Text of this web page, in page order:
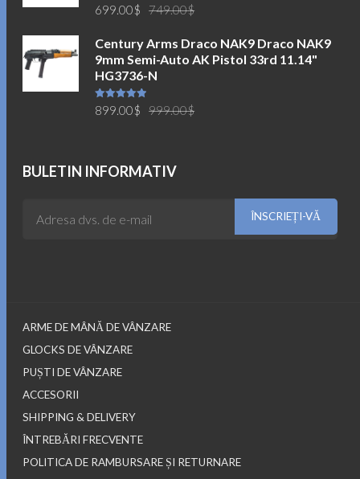
Evaluat la
5.00din 5 749.00$
a
fost:
699.00$
este:
699.00$.
Century Arms Draco NAK9 Draco NAK9
9mm Semi-Auto AK Pistol 33rd 11.14"
HG3736-N
Evaluat la
5.00din 5 999.00$
899.00$
BULETIN INFORMATIV
ARME DE MÂNĂ DE VÂNZARE
GLOCKS DE VÂNZARE
PUȘTI DE VÂNZARE
ACCESORII
SHIPPING & DELIVERY
ÎNTREBĂRI FRECVENTE
POLITICA DE RAMBURSARE ȘI RETURNARE